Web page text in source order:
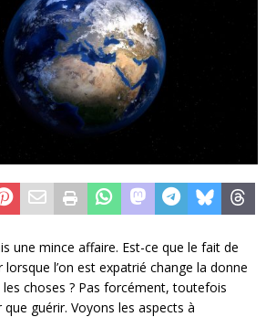
une mince affaire. Est-ce que le fait de
lorsque l’on est expatrié change la donne
choses ? Pas forcément, toutefois
guérir. Voyons les aspects à